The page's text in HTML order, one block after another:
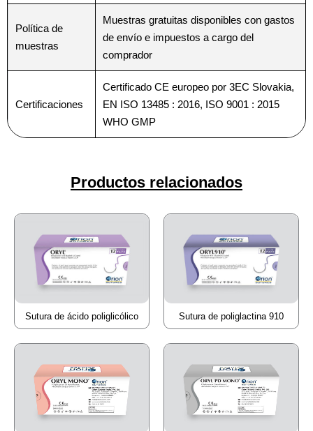
Política de
muestras
Muestras gratuitas disponibles con gastos
de envío e impuestos a cargo del
comprador
Certificaciones
Certificado CE europeo por 3EC Slovakia,
EN ISO 13485 : 2016, ISO 9001 : 2015
WHO GMP
Productos relacionados
Sutura de ácido poliglicólico Sutura de poliglactina 910